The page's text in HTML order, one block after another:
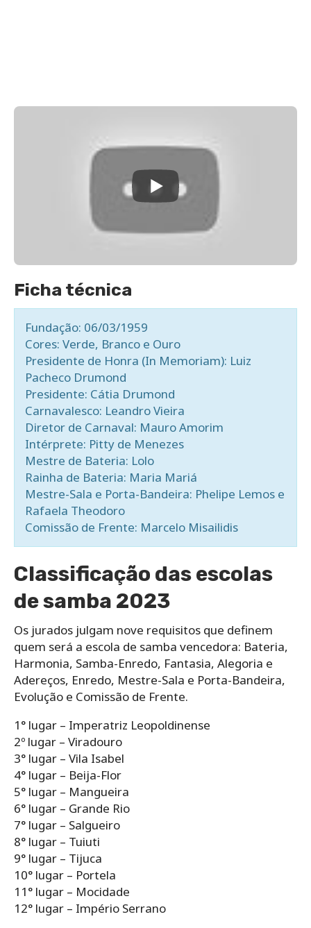
Ficha técnica
Fundação: 06/03/1959
Cores: Verde, Branco e Ouro
Presidente de Honra (In Memoriam): Luiz
Pacheco Drumond
Presidente: Cátia Drumond
Carnavalesco: Leandro Vieira
Diretor de Carnaval: Mauro Amorim
Intérprete: Pitty de Menezes
Mestre de Bateria: Lolo
Rainha de Bateria: Maria Mariá
Mestre-Sala e Porta-Bandeira: Phelipe Lemos e
Rafaela Theodoro
Comissão de Frente: Marcelo Misailidis
Classificação das escolas
de samba 2023
Os jurados julgam nove requisitos que definem
quem será a escola de samba vencedora: Bateria,
Harmonia, Samba-Enredo, Fantasia, Alegoria e
Adereços, Enredo, Mestre-Sala e Porta-Bandeira,
Evolução e Comissão de Frente.
1° lugar – Imperatriz Leopoldinense
2º lugar – Viradouro
3° lugar – Vila Isabel
4° lugar – Beija-Flor
5° lugar – Mangueira
6° lugar – Grande Rio
7° lugar – Salgueiro
8° lugar – Tuiuti
9° lugar – Tijuca
10° lugar – Portela
11° lugar – Mocidade
12° lugar – Império Serrano